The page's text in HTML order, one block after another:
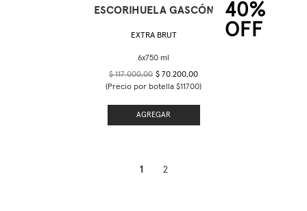
40%
OFF
ESCORIHUELA GASCÓN
EXTRA BRUT
$ 117.000,00 $ 70.200,00
(Precio por botella $11700)
AGREGAR
1 2